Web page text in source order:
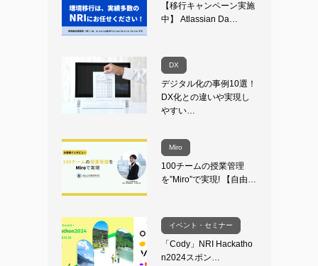
【移行キャンペーン実施
中】 Atlassian Da…
DX
デジタル化の事例10選！
DX化との違いや実現し
やすい…
Miro
100チームの授業管理
を”Miro”で実現! 【自由…
イベント・セミナー
「Cody」NRI Hackatho
n2024スポン…